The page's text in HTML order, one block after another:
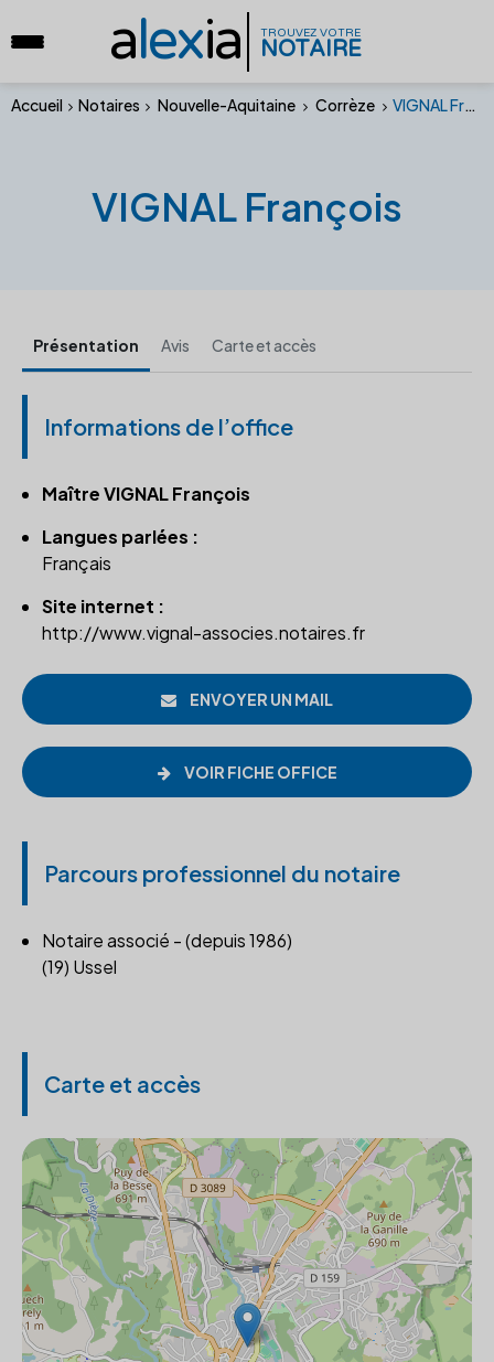
alexia TROUVEZ VOTRE
NOTAIRE
Accueil Notaires Nouvelle-Aquitaine Corrèze VIGNAL François
VIGNAL François
Présentation Avis Carte et accès
Informations de l’office
Maître VIGNAL François
Langues parlées :
Français
Site internet :
http://www.vignal-associes.notaires.fr
ENVOYER UN MAIL
VOIR FICHE OFFICE
Parcours professionnel du notaire
Notaire associé - (depuis 1986)
(19) Ussel
Carte et accès